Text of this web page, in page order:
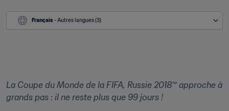
Français - Autres langues (3)
La Coupe du Monde de la FIFA, Russie 2018™ approche à
grands pas : il ne reste plus que 99 jours !